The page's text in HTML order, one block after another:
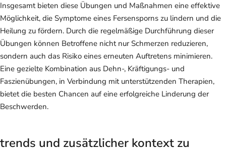
Insgesamt bieten diese Übungen und Maßnahmen eine effektive
Möglichkeit, die Symptome eines Fersensporns zu lindern und die
Heilung zu fördern. Durch die regelmäßige Durchführung dieser
Übungen können Betroffene nicht nur Schmerzen reduzieren,
sondern auch das Risiko eines erneuten Auftretens minimieren.
Eine gezielte Kombination aus Dehn-, Kräftigungs- und
Faszienübungen, in Verbindung mit unterstützenden Therapien,
bietet die besten Chancen auf eine erfolgreiche Linderung der
Beschwerden.
trends und zusätzlicher kontext zu